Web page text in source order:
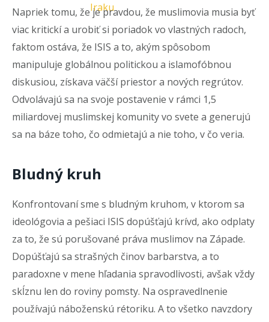
Iraku
Napriek tomu, že je pravdou, že muslimovia musia byť
viac kritickí a urobiť si poriadok vo vlastných radoch,
faktom ostáva, že ISIS a to, akým spôsobom
manipuluje globálnou politickou a islamofóbnou
diskusiou, získava väčší priestor a nových regrútov.
Odvolávajú sa na svoje postavenie v rámci 1,5
miliardovej muslimskej komunity vo svete a generujú
sa na báze toho, čo odmietajú a nie toho, v čo veria.
Bludný kruh
Konfrontovaní sme s bludným kruhom, v ktorom sa
ideológovia a pešiaci ISIS dopúšťajú krívd, ako odplaty
za to, že sú porušované práva muslimov na Západe.
Dopúšťajú sa strašných činov barbarstva, a to
paradoxne v mene hľadania spravodlivosti, avšak vždy
skĺznu len do roviny pomsty. Na ospravedlnenie
používajú náboženskú rétoriku. A to všetko navzdory